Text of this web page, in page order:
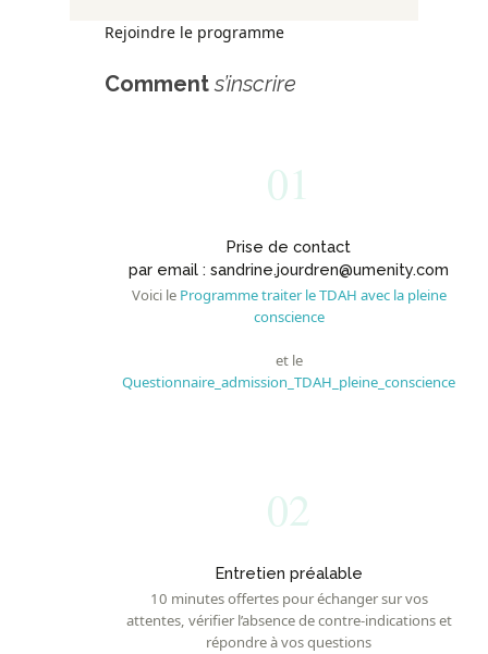
Rejoindre le programme
Comments’inscrire
01
Prise de contact
par email : sandrine.jourdren@umenity.com
Voici le Programme traiter le TDAH avec la pleine
conscience
et le
Questionnaire_admission_TDAH_pleine_conscience
02
Entretien préalable
10 minutes offertes pour échanger sur vos
attentes, vérifier l’absence de contre-indications et
répondre à vos questions